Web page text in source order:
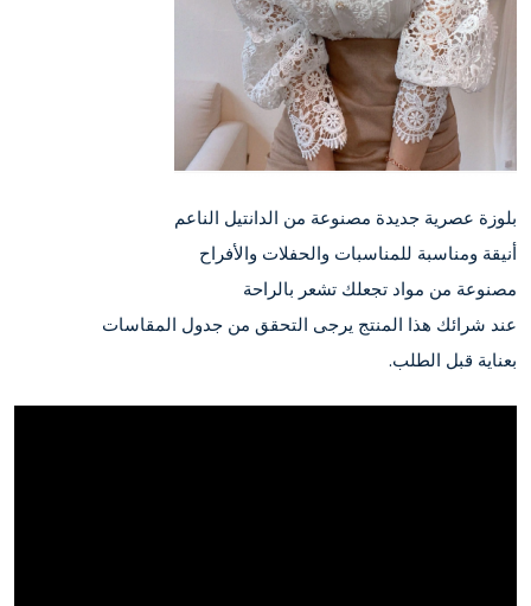
بلوزة عصرية جديدة مصنوعة من الدانتيل الناعم
أنيقة ومناسبة للمناسبات والحفلات والأفراح
مصنوعة من مواد تجعلك تشعر بالراحة
عند شرائك هذا المنتج يرجى التحقق من جدول المقاسات
بعناية قبل الطلب.